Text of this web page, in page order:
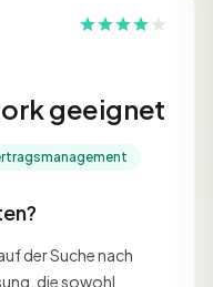
geeignet
der Suche nach
die sowohl